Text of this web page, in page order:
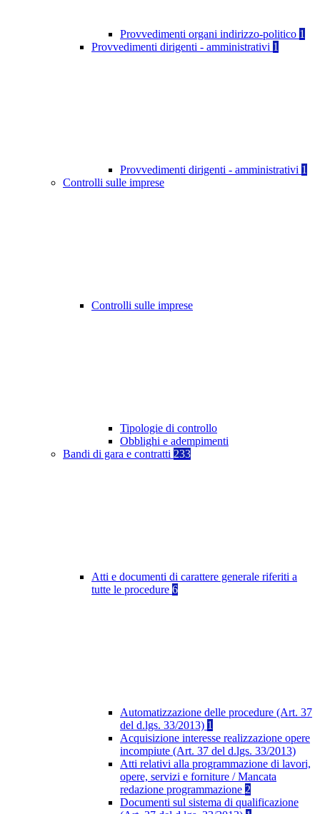
Provvedimenti organi indirizzo-politico 1
Provvedimenti dirigenti - amministrativi 1
Provvedimenti dirigenti - amministrativi 1
Controlli sulle imprese
Controlli sulle imprese
Tipologie di controllo
Obblighi e adempimenti
Bandi di gara e contratti 233
Atti e documenti di carattere generale riferiti a
tutte le procedure 6
Automatizzazione delle procedure (Art. 37
del d.lgs. 33/2013) 1
Acquisizione interesse realizzazione opere
incompiute (Art. 37 del d.lgs. 33/2013)
Atti relativi alla programmazione di lavori,
opere, servizi e forniture / Mancata
redazione programmazione 2
Documenti sul sistema di qualificazione